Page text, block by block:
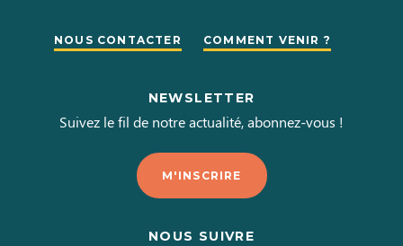
NOUS CONTACTER COMMENT VENIR ?
NEWSLETTER
Suivez le fil de notre actualité, abonnez-vous !
M'INSCRIRE
NOUS SUIVRE